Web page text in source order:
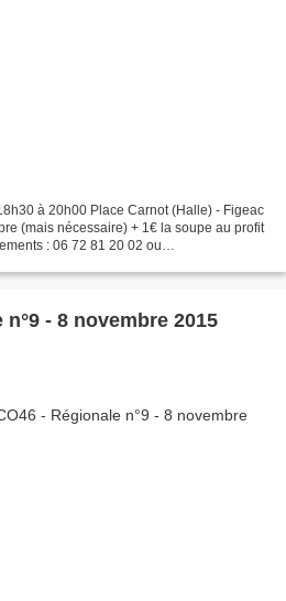
à 20h00 Place Carnot (Halle) - Figeac
(mais nécessaire) + 1€ la soupe au profit
: 06 72 81 20 02 ou
- 8 novembre 2015